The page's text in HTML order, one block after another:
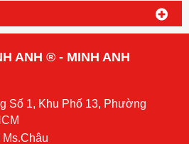
ANH ® - MINH ANH
Số 1, Khu Phố 13, Phường